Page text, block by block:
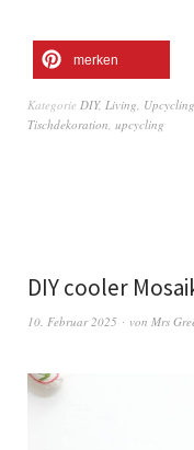
merken
Kategorie DIY, Living, Upcycling
Tischdekoration, upcycling
DIY cooler
10. Februar 2025 von Mrs